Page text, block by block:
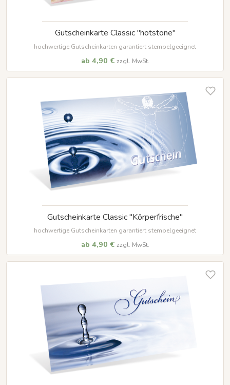
Gutscheinkarte Classic "hotstone"
hochwertige Gutscheinkarten garantiert stempelgeeignet
ab 4,90 € zzgl. MwSt.
Gutscheinkarte Classic "Körperfrische"
hochwertige Gutscheinkarten garantiert stempelgeeignet
ab 4,90 € zzgl. MwSt.